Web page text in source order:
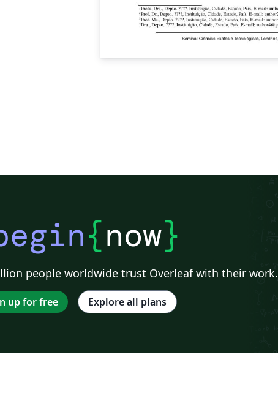
{now}
people worldwide trust Overleaf with their work.
up for free Explore all plans